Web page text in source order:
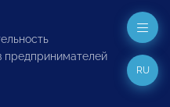
предпринимателей
RU